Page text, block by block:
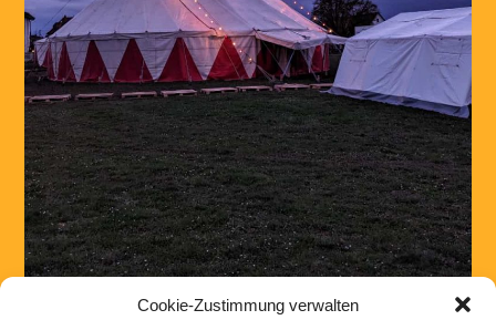
Cookie-Zustimmung verwalten